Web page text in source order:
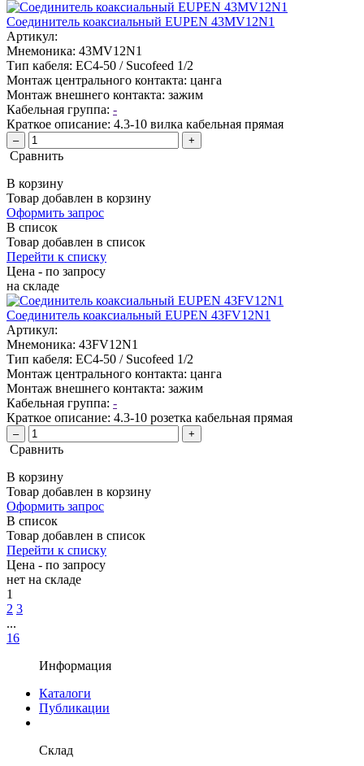
Соединитель коаксиальный EUPEN 43MV12N1
Артикул:
Мнемоника: 43MV12N1
Тип кабеля: EC4-50 / Sucofeed 1/2
Монтаж центрального контакта: цанга
Монтаж внешнего контакта: зажим
Кабельная группа: -
Краткое описание: 4.3-10 вилка кабельная прямая
– +
Сравнить
В корзину
Товар добавлен в корзину
Оформить запрос
В список
Товар добавлен в список
Перейти к списку
Цена - по запросу
на складе
Соединитель коаксиальный EUPEN 43FV12N1
Артикул:
Мнемоника: 43FV12N1
Тип кабеля: EC4-50 / Sucofeed 1/2
Монтаж центрального контакта: цанга
Монтаж внешнего контакта: зажим
Кабельная группа: -
Краткое описание: 4.3-10 розетка кабельная прямая
– +
Сравнить
В корзину
Товар добавлен в корзину
Оформить запрос
В список
Товар добавлен в список
Перейти к списку
Цена - по запросу
нет на складе
1
2 3
...
16
Информация
Каталоги
Публикации
Склад